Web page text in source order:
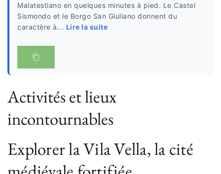
Malatestiano en quelques minutes à pied. Le Castel
Sismondo et le Borgo San Giuliano donnent du
caractère à... Lire la suite
Activités et lieux
incontournables
Explorer la Vila Vella, la cité